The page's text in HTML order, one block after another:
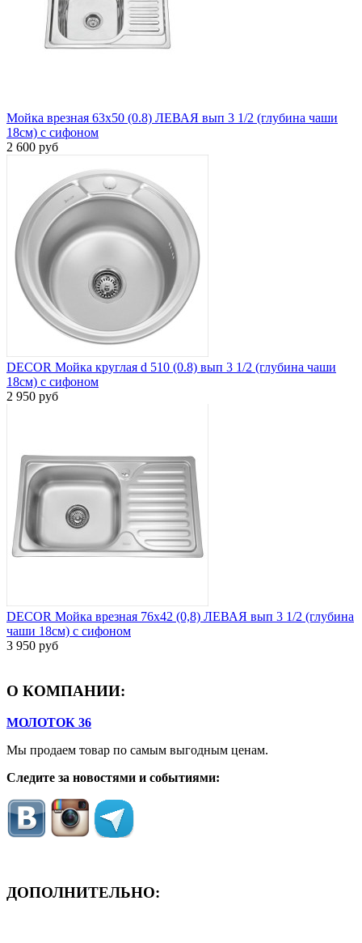
Мойка врезная 63х50 (0.8) ЛЕВАЯ вып 3 1/2 (глубина чаши
18см) с сифоном
2 600 руб
DECOR Мойка круглая d 510 (0.8) вып 3 1/2 (глубина чаши
18см) с сифоном
2 950 руб
DECOR Мойка врезная 76х42 (0,8) ЛЕВАЯ вып 3 1/2 (глубина
чаши 18см) с сифоном
3 950 руб
О КОМПАНИИ:
МОЛОТОК 36
Мы продаем товар по самым выгодным ценам.
Следите за новостями и событиями:
ДОПОЛНИТЕЛЬНО: